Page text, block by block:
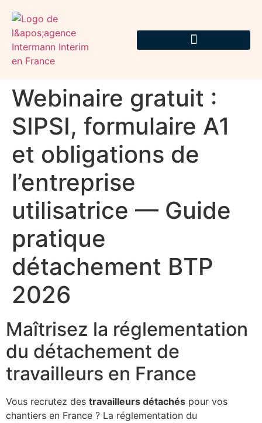
Webinaire gratuit :
SIPSI, formulaire A1
et obligations de
l’entreprise
utilisatrice — Guide
pratique
détachement BTP
2026
Maîtrisez la réglementation
du détachement de
travailleurs en France
Vous recrutez des travailleurs détachés pour vos
chantiers en France ? La réglementation du